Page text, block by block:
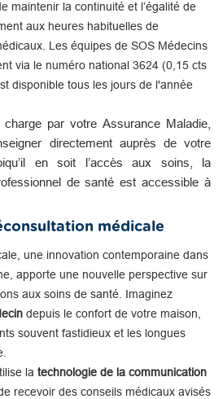
maintenir la continuité et l’égalité de
aux heures habituelles de
Les équipes de SOS Médecins
via le numéro national 3624 (0,15 cts
disponible tous les jours de l'année
par votre Assurance Maladie,
directement auprès de votre
en soit l’accès aux soins, la
de santé est accessible à
médicale
une innovation contemporaine dans
apporte une nouvelle perspective sur
aux soins de santé. Imaginez
depuis le confort de votre maison,
souvent fastidieux et les longues
la technologie de la communication
recevoir des conseils médicaux avisés